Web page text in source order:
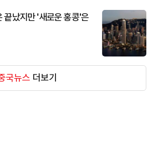
끝났지만 '새로운 홍콩'은
국뉴스 더보기